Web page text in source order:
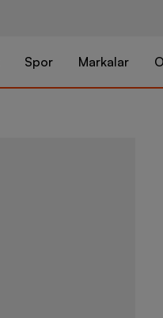
Spor Markalar
Nike